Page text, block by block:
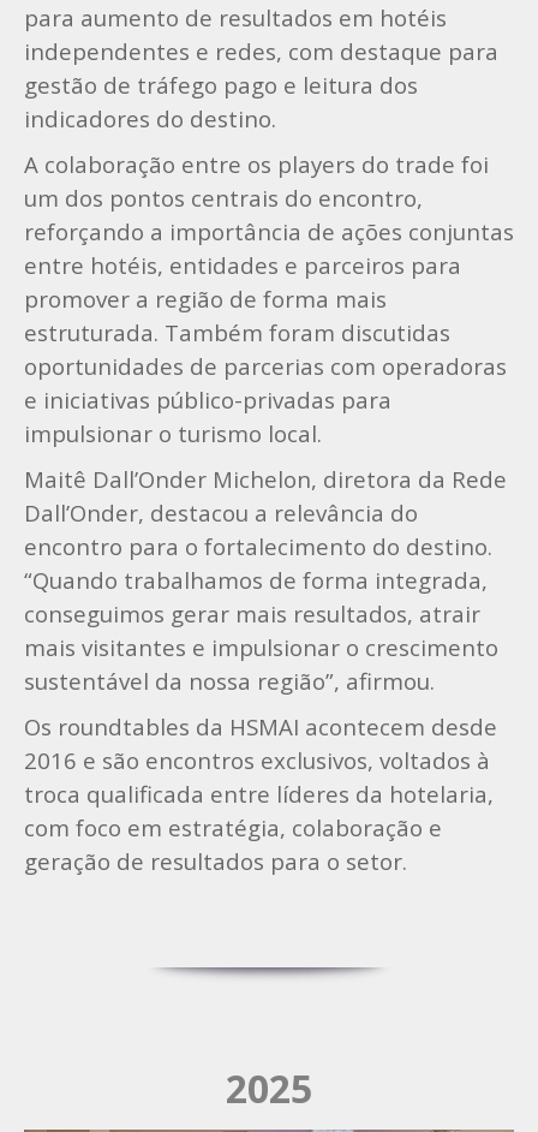
para aumento de resultados em hotéis
independentes e redes, com destaque para
gestão de tráfego pago e leitura dos
indicadores do destino.
A colaboração entre os players do trade foi
um dos pontos centrais do encontro,
reforçando a importância de ações conjuntas
entre hotéis, entidades e parceiros para
promover a região de forma mais
estruturada. Também foram discutidas
oportunidades de parcerias com operadoras
e iniciativas público-privadas para
impulsionar o turismo local.
Maitê Dall’Onder Michelon, diretora da Rede
Dall’Onder, destacou a relevância do
encontro para o fortalecimento do destino.
“Quando trabalhamos de forma integrada,
conseguimos gerar mais resultados, atrair
mais visitantes e impulsionar o crescimento
sustentável da nossa região”, afirmou.
Os roundtables da HSMAI acontecem desde
2016 e são encontros exclusivos, voltados à
troca qualificada entre líderes da hotelaria,
com foco em estratégia, colaboração e
geração de resultados para o setor.
2025